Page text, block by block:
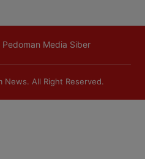
Pedoman Media Siber
News. All Right Reserved.